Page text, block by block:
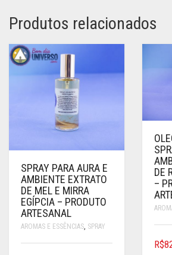
Produtos relacionados
SPRAY PARA AURA E
AMBIENTE EXTRATO
DE MEL E MIRRA
EGÍPCIA – PRODUTO
ARTESANAL
AROMAS E ESSÊNCIAS, SPRAY
DE
–
R$